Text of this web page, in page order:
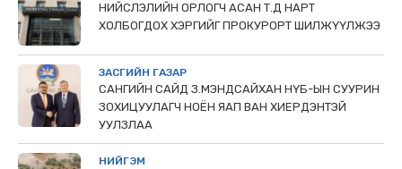
НИЙСЛЭЛИЙН ОРЛОГЧ АСАН Т.Д НАРТ
ХОЛБОГДОХ ХЭРГИЙГ ПРОКУРОРТ ШИЛЖҮҮЛЖЭЭ
ЗАСГИЙН ГАЗАР
САНГИЙН САЙД З.МЭНДСАЙХАН НҮБ-ЫН СУУРИН
ЗОХИЦУУЛАГЧ НОЁН ЯАП ВАН ХИЕРДЭНТЭЙ
УУЛЗЛАА
НИЙГЭМ